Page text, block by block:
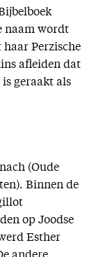
naam wordt
haar Perzische
afleiden dat
geraakt als
(Oude
Binnen de
op Joodse
Esther